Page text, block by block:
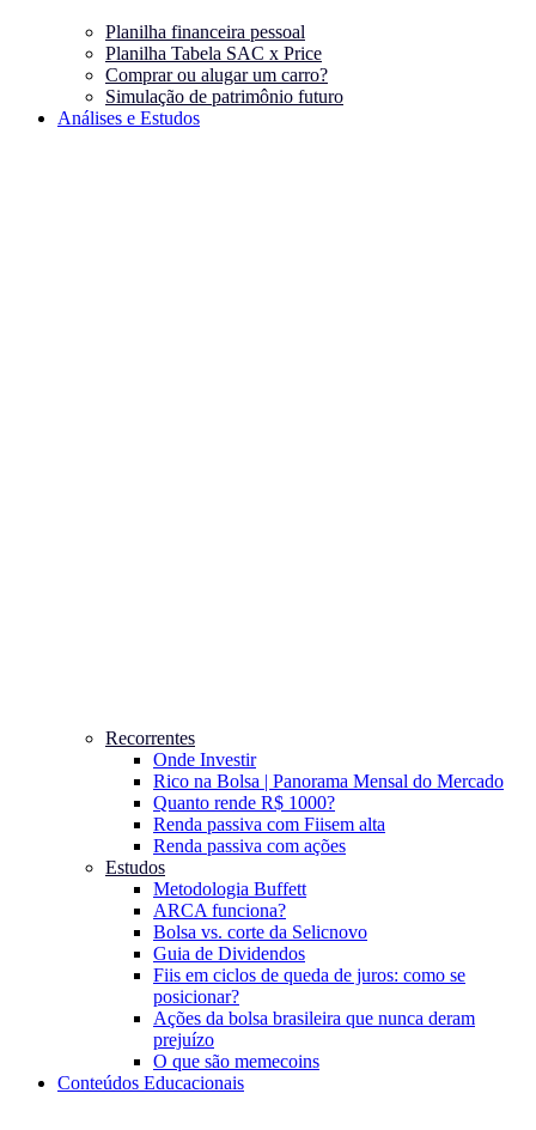
Planilha financeira pessoal
Planilha Tabela SAC x Price
Comprar ou alugar um carro?
Simulação de patrimônio futuro
Análises e Estudos
Recorrentes
Onde Investir
Rico na Bolsa | Panorama Mensal do Mercado
Quanto rende R$ 1000?
Renda passiva com Fiisem alta
Renda passiva com ações
Estudos
Metodologia Buffett
ARCA funciona?
Bolsa vs. corte da Selicnovo
Guia de Dividendos
Fiis em ciclos de queda de juros: como se
posicionar?
Ações da bolsa brasileira que nunca deram
prejuízo
O que são memecoins
Conteúdos Educacionais